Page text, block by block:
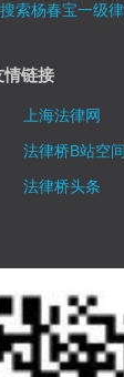
索杨春宝一级
情链接
上海法律网
法律桥B站空间
法律桥头条